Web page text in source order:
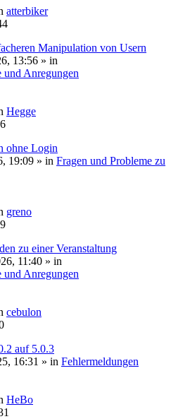
atterbiker
Manipulation von Usern
13:56 » in
und Anregungen
Hegge
ohne Login
19:09 » in Fragen und Probleme zu
greno
zu einer Veranstaltung
11:40 » in
und Anregungen
cebulon
auf 5.0.3
16:31 » in Fehlermeldungen
HeBo